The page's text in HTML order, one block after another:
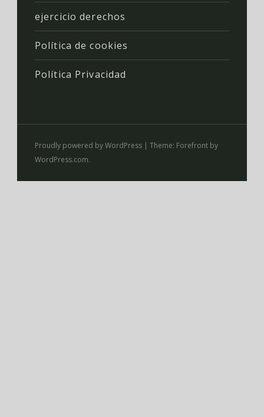
ejercicio derechos
Política de cookies
Política Privacidad
Proudly powered by WordPress | Theme: Forefront by
WordPress.com.